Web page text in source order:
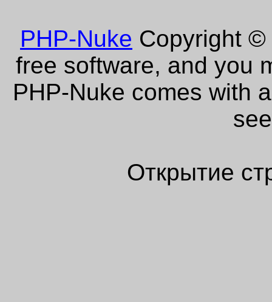
PHP-Nuke Copyright ©
free software, and you
PHP-Nuke comes with
Открытие